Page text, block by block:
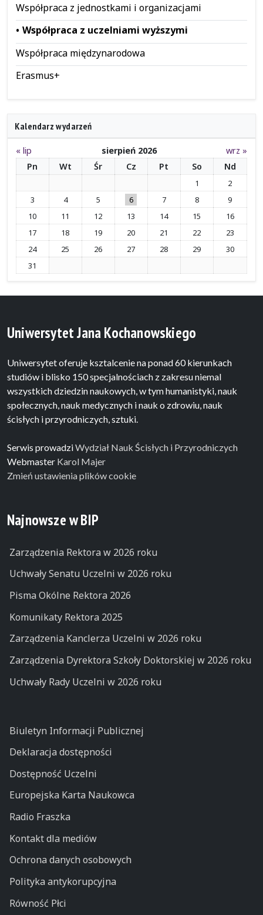
Współpraca z jednostkami i organizacjami
Współpraca z uczelniami wyższymi
Współpraca międzynarodowa
Erasmus+
Kalendarz wydarzeń
« lip sierpień 2026
wrz »
Pn
Wt Śr Cz Pt So Nd
1
2
3
4 5 6 7 8
9
10
11 12 13 14 15
16
17
18 19 20 21 22
23
24
25 26 27 28 29
30
31
Uniwersytet Jana Kochanowskiego
Uniwersytet oferuje ksztalcenie na ponad 60 kierunkach
studiów i blisko 150 specjalnościach z zakresu niemal
wszystkich dziedzin naukowych, w tym humanistyki, nauk
społecznych, nauk medycznych i nauk o zdrowiu, nauk
ścisłych i przyrodniczych, sztuki.
Serwis prowadziWydział Nauk Ścisłych i Przyrodniczych
Webmaster Karol Majer
Zmień ustawienia plików cookie
Najnowsze w BIP
Zarządzenia Rektora w 2026 roku
Uchwały Senatu Uczelni w 2026 roku
Pisma Okólne Rektora 2026
Komunikaty Rektora 2025
Zarządzenia Kanclerza Uczelni w 2026 roku
Zarządzenia Dyrektora Szkoły Doktorskiej w 2026 roku
Uchwały Rady Uczelni w 2026 roku
Biuletyn Informacji Publicznej
Deklaracja dostępności
Dostępność Uczelni
Europejska Karta Naukowca
Radio Fraszka
Kontakt dla mediów
Ochrona danych osobowych
Polityka antykorupcyjna
Równość Płci